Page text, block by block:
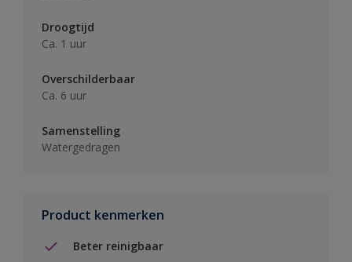
Droogtijd
Ca. 1 uur
Overschilderbaar
Ca. 6 uur
Samenstelling
Watergedragen
Product kenmerken
Beter reinigbaar